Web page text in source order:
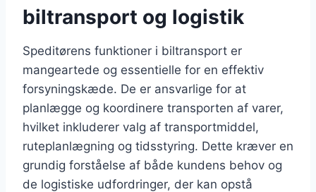
biltransport og logistik
Speditørens funktioner i biltransport er
mangeartede og essentielle for en effektiv
forsyningskæde. De er ansvarlige for at
planlægge og koordinere transporten af varer,
hvilket inkluderer valg af transportmiddel,
ruteplanlægning og tidsstyring. Dette kræver en
grundig forståelse af både kundens behov og
de logistiske udfordringer, der kan opstå